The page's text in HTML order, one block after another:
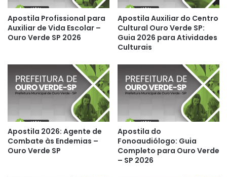
Apostila Profissional para
Auxiliar de Vida Escolar –
Ouro Verde SP 2026
Apostila Auxiliar do Centro
Cultural Ouro Verde SP:
Guia 2026 para Atividades
Culturais
Apostila 2026: Agente de
Combate às Endemias –
Ouro Verde SP
Apostila do
Fonoaudiólogo: Guia
Completo para Ouro Verde
– SP 2026